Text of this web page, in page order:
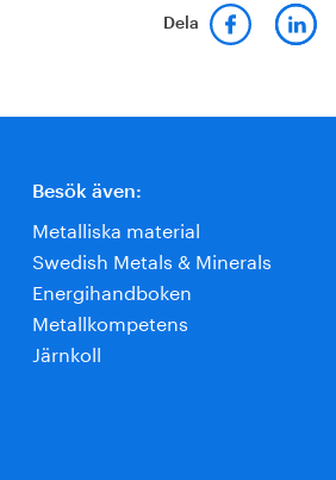
Dela
Besök även:
Metalliska material
Swedish Metals & Minerals
Energihandboken
Metallkompetens
Järnkoll